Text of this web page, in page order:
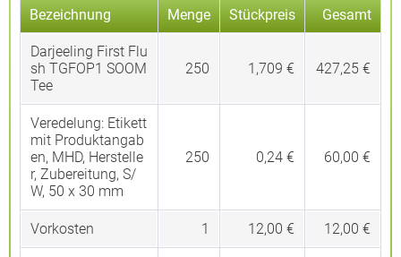
Bezeichnung Menge Stückpreis Gesamt
Darjeeling First Flu
sh TGFOP1 SOOM
Tee
250 1,709 € 427,25 €
Veredelung: Etikett
mit Produktangab
en, MHD, Herstelle
r, Zubereitung, S/
W, 50 x 30 mm
250 0,24 € 60,00 €
Vorkosten 1 12,00 € 12,00 €